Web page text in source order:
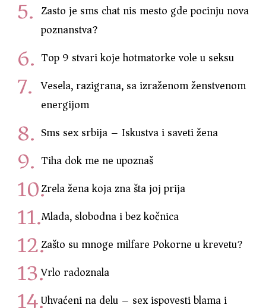
Zasto je sms chat nis mesto gde pocinju nova
poznanstva?
Top 9 stvari koje hotmatorke vole u seksu
Vesela, razigrana, sa izraženom ženstvenom
energijom
Sms sex srbija – Iskustva i saveti žena
Tiha dok me ne upoznaš
Zrela žena koja zna šta joj prija
Mlada, slobodna i bez kočnica
Zašto su mnoge milfare Pokorne u krevetu?
Vrlo radoznala
Uhvaćeni na delu – sex ispovesti blama i